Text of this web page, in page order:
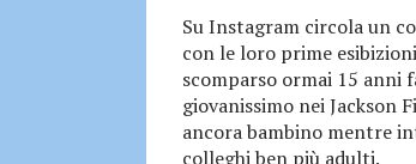
Su Instagram circola un
con le loro prime
scomparso ormai 15 anni
giovanissimo nei Jackson
ancora bambino mentre
colleghi ben più adulti.